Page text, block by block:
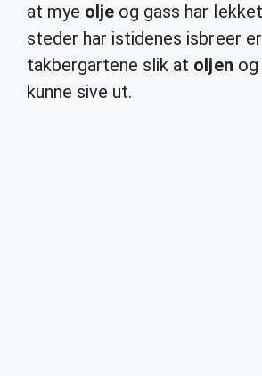
at mye olje og gass har
steder har istidenes isbreer
takbergartene slik at oljen og
kunne sive ut.